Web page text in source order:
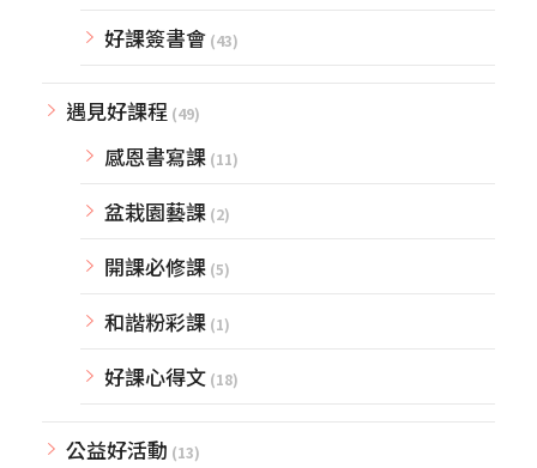
好課簽書會 (43)
遇見好課程 (49)
感恩書寫課 (11)
盆栽園藝課 (2)
開課必修課 (5)
和諧粉彩課 (1)
好課心得文 (18)
公益好活動 (13)